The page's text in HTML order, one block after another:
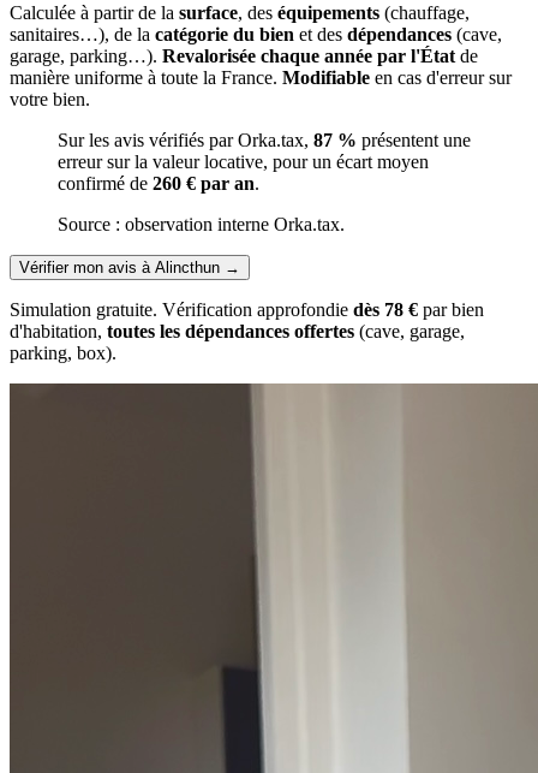
Calculée à partir de la surface, des équipements (chauffage,
sanitaires…), de la catégorie du bien et des dépendances (cave,
garage, parking…). Revalorisée chaque année par l'État de
manière uniforme à toute la France. Modifiable en cas d'erreur sur
votre bien.
Sur les avis vérifiés par Orka.tax, 87 % présentent une
erreur sur la valeur locative, pour un écart moyen
confirmé de 260 € par an.
Source : observation interne Orka.tax.
Vérifier mon avis à Alincthun →
Simulation gratuite. Vérification approfondie dès 78 € par bien
d'habitation, toutes les dépendances offertes (cave, garage,
parking, box).